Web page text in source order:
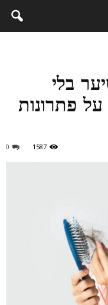
בלי
פתרונות
0 1587